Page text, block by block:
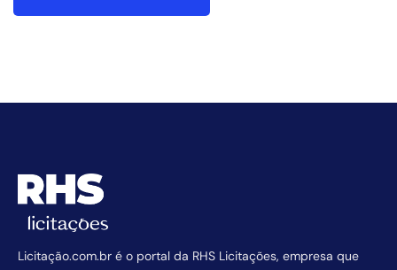
Licitação.com.br é o portal da RHS Licitações, empresa que